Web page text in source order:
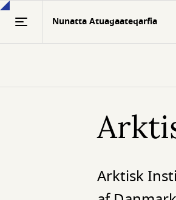
Gå
Nunatta Atuagaateqarfia
Arktisk